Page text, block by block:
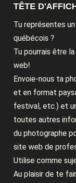
TÊTE
Tu représentes
québécois ?
Tu pourrais être
web!
Envoie-nous ta
et en format
festival, etc.) et
toutes autres
du photographe
site web de
Utilise comme
Au plaisir de te